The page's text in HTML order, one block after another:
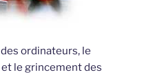
ordinateurs, le
le grincement des